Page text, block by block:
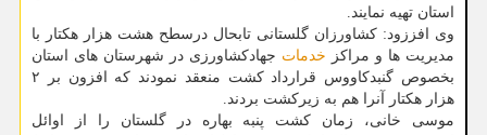
استان تهیه نمایند.
وی افززود: کشاورزان گلستانی تابحال درسطح هشت هزار هکتار با
مدیریت ها و مراکز خدمات جهادکشاورزی در شهرستان های استان
بخصوص گنبدکاووس قرارداد کشت منعقد نمودند که افزون بر ۲
هزار هکتار آنرا هم به زیرکشت بردند.
موسی خانی، زمان کشت پنبه بهاره در گلستان را از اوائل